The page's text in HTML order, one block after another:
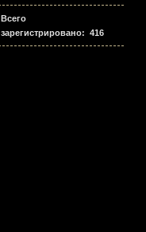
Всего
зарегистрировано: 416